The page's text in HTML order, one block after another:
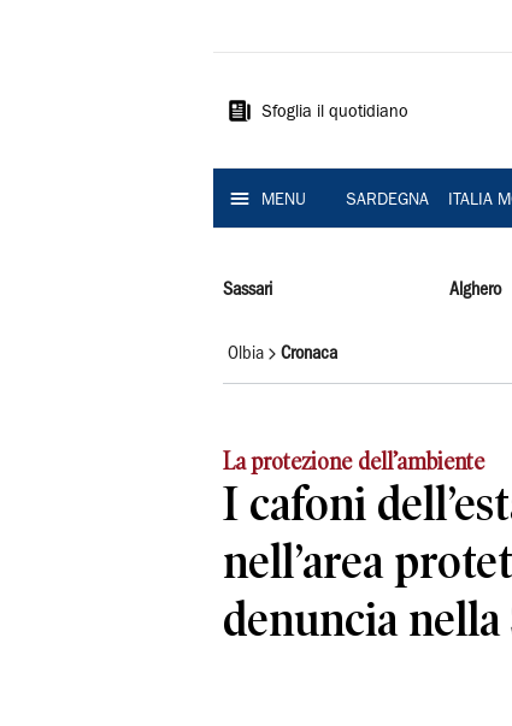
Sardegna
Sfoglia il quotidiano
MENU SARDEGNA ITALIA
Sassari Alghero
Olbia Cronaca
La protezione dell’ambiente
I cafoni
nell’area
denuncia nella